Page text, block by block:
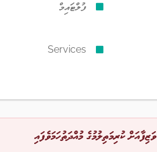
ފުލްޓައިމް
Services
ވަޒިފާއަށް ކުރިމަތިލުމުގެ މުއްދަތުހަމަވެފައި